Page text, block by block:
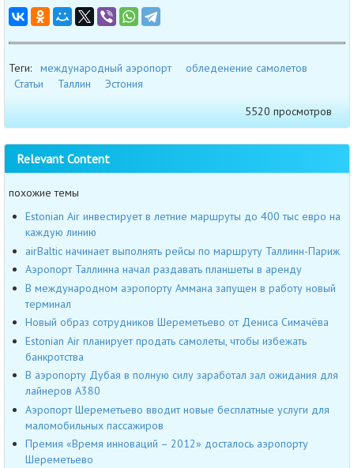
Теги: международный аэропорт
обледенение самолетов
Статьи
Таллин
Эстония
5520 просмотров
Relevant Content
похожие темы
Estonian Air инвестирует в летние маршруты до 400 тыс евро на
каждую линию
airBaltic начинает выполнять рейсы по маршруту Таллинн-Париж
Аэропорт Таллинна начал раздавать планшеты в аренду
В международном аэропорту Аммана запущен в работу новый
терминал
Новый образ сотрудников Шереметьево от Дениса Симачёва
Estonian Air планирует продать самолеты, чтобы избежать
банкротства
В аэропорту Дубая в полную силу заработал зал ожидания для
лайнеров А380
Аэропорт Шереметьево вводит новые бесплатные услуги для
маломобильных пассажиров
Премия «Время инноваций – 2012» досталось аэропорту
Шереметьево